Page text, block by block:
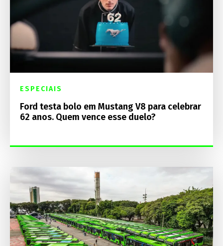
ESPECIAIS
Ford testa bolo em Mustang V8 para celebrar
62 anos. Quem vence esse duelo?